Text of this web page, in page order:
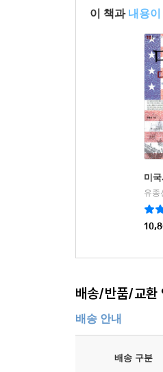
이 책과 내용이
미
유종
배송/반품/교환
배송 안내
배송 구분